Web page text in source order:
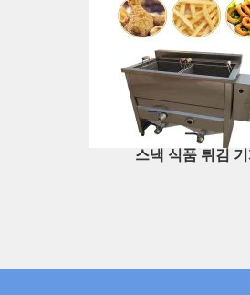
스낵 식품 튀김 기